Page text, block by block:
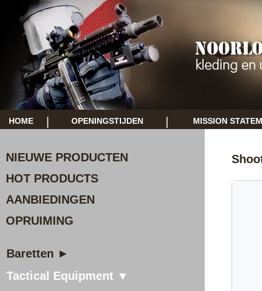
HOME OPENINGSTIJDEN MISSION
NIEUWE PRODUCTEN
HOT PRODUCTS
AANBIEDINGEN
OPRUIMING
Baretten ►
Tactical Equipment ▼